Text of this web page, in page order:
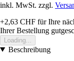
inkl. MwSt. zzgl.
+2,63 CHF für Ihre
Ihrer Bestellung
Loading...
Beschreibung